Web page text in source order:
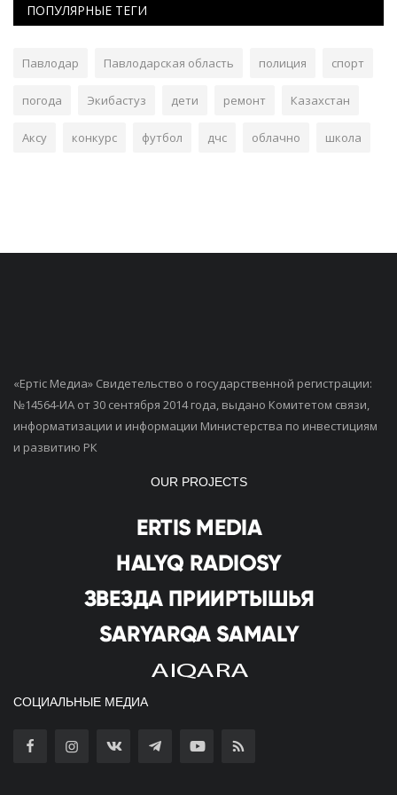
ПОПУЛЯРНЫЕ ТЕГИ
Павлодар Павлодарская область полиция спорт
погода Экибастуз дети ремонт Казахстан
Аксу конкурс футбол дчс облачно школа
«Ертiс Медиа» Свидетельство о государственной регистрации:
№14564-ИА от 30 сентября 2014 года, выдано Комитетом связи,
информатизации и информации Министерства по инвестициям
и развитию РК
OUR PROJECTS
СОЦИАЛЬНЫЕ МЕДИА